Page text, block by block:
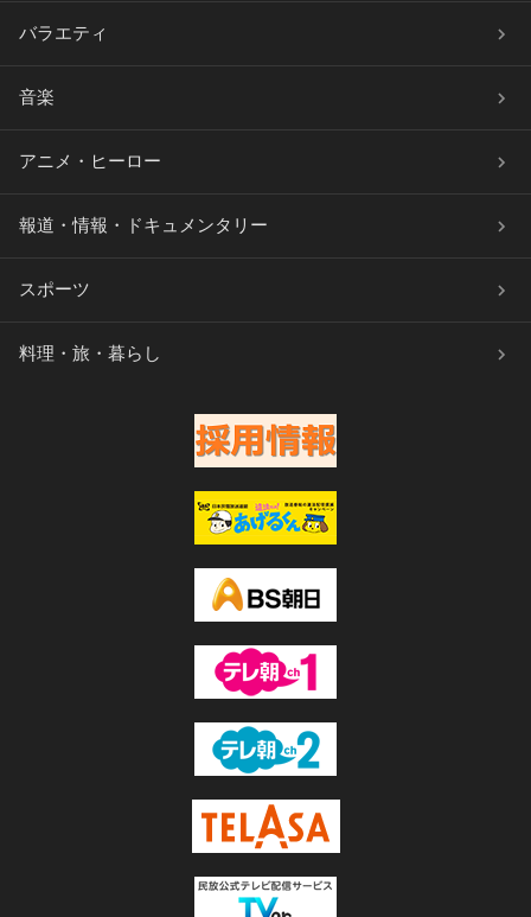
バラエティ
音楽
アニメ・ヒーロー
報道・情報・ドキュメンタリー
スポーツ
料理・旅・暮らし